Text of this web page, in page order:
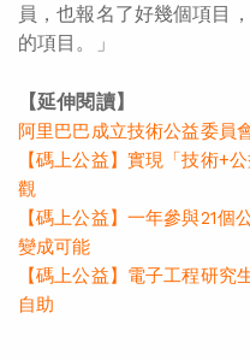
員，也報名了好幾個項目
的項目。」
【延伸閱讀】
阿里巴巴成立技術公益委員
【碼上公益】實現「技術+
觀
【碼上公益】一年參與21
變成可能
【碼上公益】電子工程研
自助